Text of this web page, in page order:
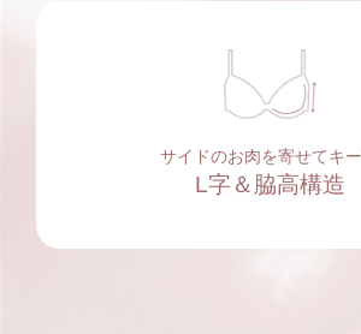
サイドのお肉を寄せてキ
L字＆脇高構造